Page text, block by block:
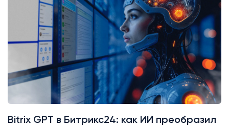
Bitrix GPT в Битрикс24: как ИИ преобразил